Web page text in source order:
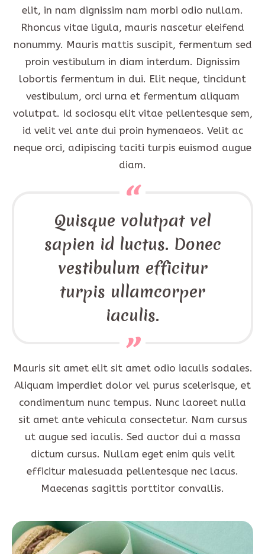
elit, in nam dignissim nam morbi odio nullam.
Rhoncus vitae ligula, mauris nascetur eleifend
nonummy. Mauris mattis suscipit, fermentum sed
proin vestibulum in diam interdum. Dignissim
lobortis fermentum in dui. Elit neque, tincidunt
vestibulum, orci urna et fermentum aliquam
volutpat. Id sociosqu elit vitae pellentesque sem,
id velit vel ante dui proin hymenaeos. Velit ac
neque orci, adipiscing taciti turpis euismod augue
diam.
Quisque volutpat vel
sapien id luctus. Donec
vestibulum efficitur
turpis ullamcorper
iaculis.
Mauris sit amet elit sit amet odio iaculis sodales.
Aliquam imperdiet dolor vel purus scelerisque, et
condimentum nunc tempus. Nunc laoreet nulla
sit amet ante vehicula consectetur. Nam cursus
ut augue sed iaculis. Sed auctor dui a massa
dictum cursus. Nullam eget enim quis velit
efficitur malesuada pellentesque nec lacus.
Maecenas sagittis porttitor convallis.